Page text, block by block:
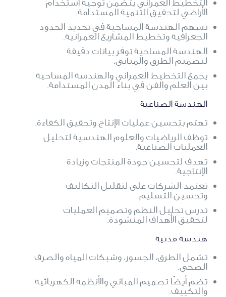
التخطيط العمراني يتضمن توجيه استخدام
الأراضي لتحقيق التنمية المستدامة.
تسهم الهندسة المساحية في تحديد الحدود
الجغرافية وتخطيط المشاريع العمرانية.
الهندسة المساحية توفر بيانات دقيقة
لتصميم الطرق والمباني.
يجمع التخطيط العمراني والهندسة المساحية
بين العلم والفن في بناء المدن المستدامة.
الهندسة الصناعية
تهتم بتحسين عمليات الإنتاج وتحقيق الكفاءة.
توظف الرياضيات والعلوم الهندسية لتحليل
العمليات الصناعية.
تهدف لتحسين جودة المنتجات وزيادة
الإنتاجية.
تعتمد الشركات على لتقليل التكاليف
وتحسين التسليم.
تدرس تحليل النظم وتصميم العمليات
لتحقيق الأهداف المنشودة.
هندسة مدنية
تشمل الطرق، الجسور، وشبكات المياه والصرف
الصحي.
تضم أيضًا تصميم المباني والأنظمة الكهربائية
والتكييف.